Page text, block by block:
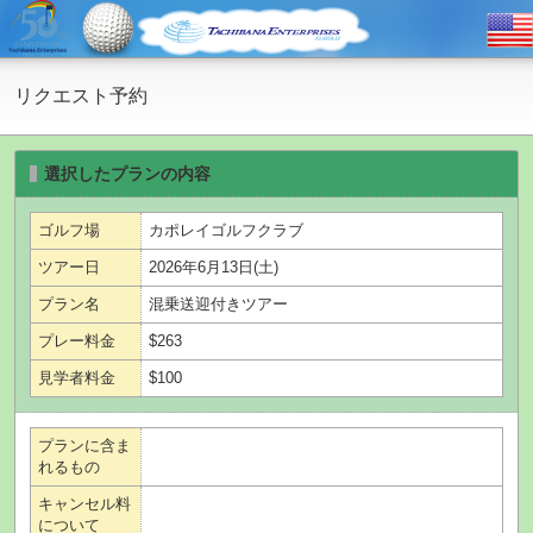
リクエスト予約
選択したプランの内容
ゴルフ場 カポレイゴルフクラブ
ツアー日 2026年6月13日(土)
プラン名 混乗送迎付きツアー
プレー料金 $263
見学者料金 $100
プランに含ま
れるもの
キャンセル料
について